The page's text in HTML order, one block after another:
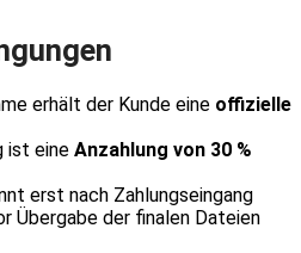
erhält der Kunde eine offizielle
ist eine Anzahlung von 30 %
erst nach Zahlungseingang
Übergabe der finalen Dateien